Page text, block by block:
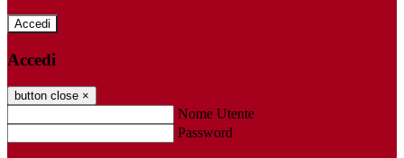
Accedi
Accedi
button close ×
Nome Utente
Password